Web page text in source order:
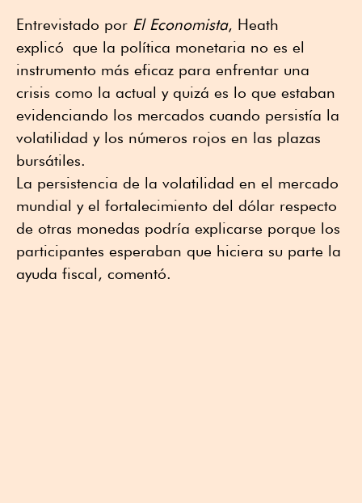
Entrevistado por El Economista, Heath
explicó que la política monetaria no es el
instrumento más eficaz para enfrentar una
crisis como la actual y quizá es lo que estaban
evidenciando los mercados cuando persistía la
volatilidad y los números rojos en las plazas
bursátiles.
La persistencia de la volatilidad en el mercado
mundial y el fortalecimiento del dólar respecto
de otras monedas podría explicarse porque los
participantes esperaban que hiciera su parte la
ayuda fiscal, comentó.